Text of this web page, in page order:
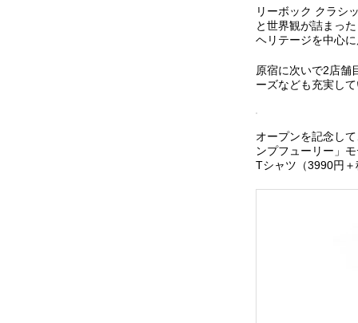
リーボック クラシ
と世界観が詰まっ
ヘリテージを中心
原宿に次いで2店舗
ーズなども充実し
オープンを記念し
ンプフューリー」
Tシャツ（3990円